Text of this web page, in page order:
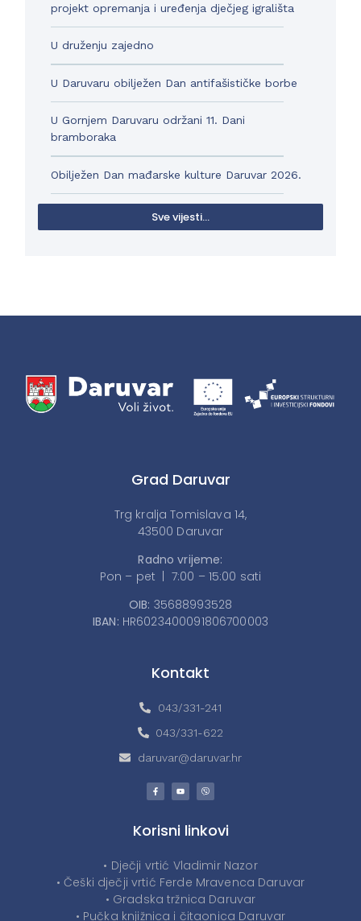
projekt opremanja i uređenja dječjeg igrališta
U druženju zajedno
U Daruvaru obilježen Dan antifašističke borbe
U Gornjem Daruvaru održani 11. Dani
bramboraka
Obilježen Dan mađarske kulture Daruvar 2026.
Sve vijesti...
Grad Daruvar
Trg kralja Tomislava 14,
43500 Daruvar
Radno vrijeme:
Pon – pet | 7:00 – 15:00 sati
OIB: 35688993528
IBAN: HR6023400091806700003
Kontakt
043/331-241
043/331-622
daruvar@daruvar.hr
Korisni linkovi
• Dječji vrtić Vladimir Nazor
• Češki dječji vrtić Ferde Mravenca Daruvar
• Gradska tržnica Daruvar
• Pučka knjižnica i čitaonica Daruvar